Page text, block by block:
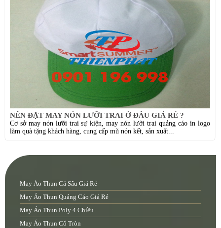
NÊN ĐẶT MAY NÓN LƯỠI TRAI Ở ĐÂU GIÁ RẺ ?
Cơ sở may nón lưỡi trai sự kiện, may nón lưỡi trai quảng cáo in logo
làm quà tặng khách hàng, cung cấp mũ nón kết, sản xuất...
May Áo Thun Cá Sấu Giá Rẻ
May Áo Thun Quảng Cáo Giá Rẻ
May Áo Thun Poly 4 Chiều
May Áo Thun Cổ Tròn